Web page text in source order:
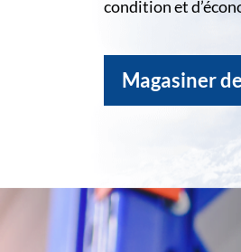
condition et
Magasiner